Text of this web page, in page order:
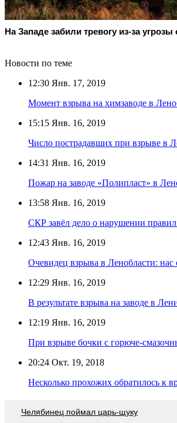
На Западе забили тревогу из-за
Новости по теме
12:30 Янв. 17, 2019
Момент взрыва на химзаводе в
15:15 Янв. 16, 2019
Число пострадавших при взрыве в
14:31 Янв. 16, 2019
Пожар на заводе «Полипласт» в
13:58 Янв. 16, 2019
СКР завёл дело о нарушении правил
12:43 Янв. 16, 2019
Очевидец взрыва в Ленобласти:
12:29 Янв. 16, 2019
В результате взрыва на заводе в
12:19 Янв. 16, 2019
При взрыве бочки с горюче-
20:24 Окт. 19, 2018
Несколько прохожих обратилось к
Челябинец поймал царь-щуку